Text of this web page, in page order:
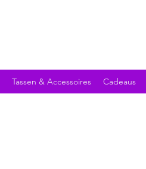
Tassen & Accessoires Cadeaus